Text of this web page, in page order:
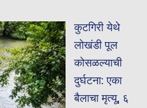
कुटगिरी येथे
लोखंडी पूल
कोसळल्याची
दुर्घटना: एका
बैलाचा मृत्यू, ६